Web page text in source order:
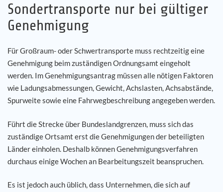
Sondertransporte nur bei gültiger
Genehmigung
Für Großraum- oder Schwertransporte muss rechtzeitig eine
Genehmigung beim zuständigen Ordnungsamt eingeholt
werden. Im Genehmigungsantrag müssen alle nötigen Faktoren
wie Ladungsabmessungen, Gewicht, Achslasten, Achsabstände,
Spurweite sowie eine Fahrwegbeschreibung angegeben werden.
Führt die Strecke über Bundeslandgrenzen, muss sich das
zuständige Ortsamt erst die Genehmigungen der beteiligten
Länder einholen. Deshalb können Genehmigungsverfahren
durchaus einige Wochen an Bearbeitungszeit beanspruchen.
Es ist jedoch auch üblich, dass Unternehmen, die sich auf